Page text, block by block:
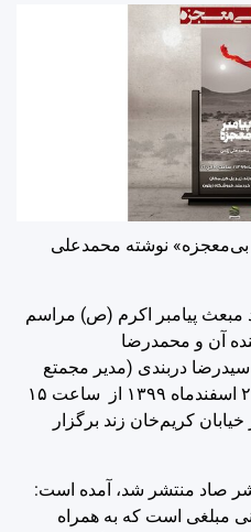
بی‌معجزه» نوشته‌ محمدعلی
مبعث پیامبر اکرم (ص) مراسم
آن و محمدرضا
دربندی (مدیر مجمتع
فرهنگی زیتون) روز چهارشنبه ۲۰ اسفندماه ۱۳۹۹ از ساعت ۱۵
خیابان کریم‌خان زند برگزار
صاد منتشر شد، آمده است:
مبلغی است که به همراه